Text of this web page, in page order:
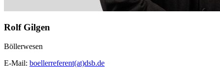
Rolf Gilgen
Böllerwesen
E-Mail: boellerreferent(at)dsb.de